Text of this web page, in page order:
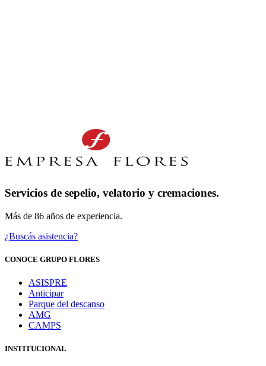
Servicios de sepelio, velatorio y cremaciones.
Más de 86 años de experiencia.
¿Buscás asistencia?
CONOCE GRUPO FLORES
ASISPRE
Anticipar
Parque del descanso
AMG
CAMPS
INSTITUCIONAL